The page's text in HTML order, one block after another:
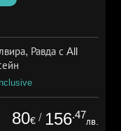
Равда с All
80€ / 156.47
лв.